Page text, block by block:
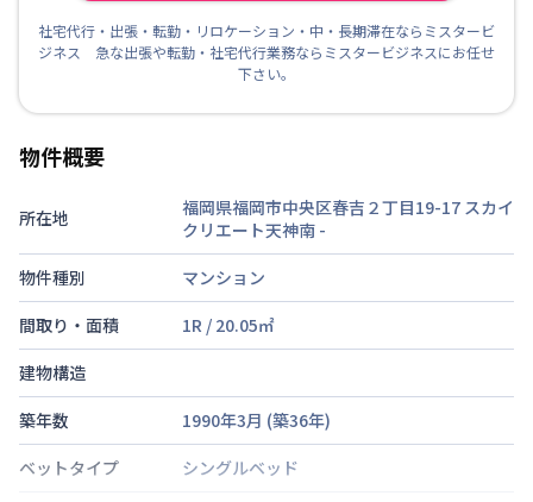
社宅代行・出張・転勤・リロケーション・中・長期滞在ならミスタービ
ジネス 急な出張や転勤・社宅代行業務ならミスタービジネスにお任せ
下さい。
物件概要
所在地
福岡県福岡市中央区春吉２丁目19-17 スカイ
クリエート天神南 -
物件種別
マンション
間取り・面積
1R / 20.05㎡
建物構造
築年数
1990年3月 (築36年)
ベットタイプ
シングルベッド